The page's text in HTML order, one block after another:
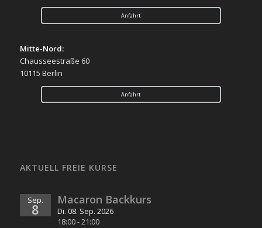
Anfahrt
Mitte-Nord:
Chausseestraße 60
10115 Berlin
Anfahrt
AKTUELL FREIE KURSE
Sep.
8
Macaron Backkurs
Di. 08. Sep. 2026
18:00-21:00